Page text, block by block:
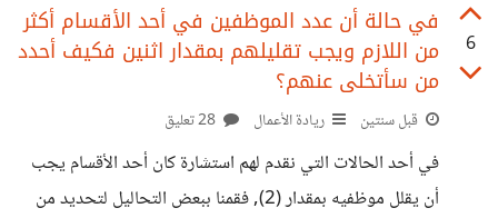
مستقبلاً في هذا المجال, ما رأيك وأفضل طريقة آمنة للانتقال
من مجال لآخر ؟!
6
في حالة أن عدد الموظفين في أحد الأقسام أكثر
من اللازم ويجب تقليلهم بمقدار اثنين فكيف أحدد
من سأتخلى عنهم؟
قبل سنتين ريادة الأعمال
في أحد الحالات التي نقدم لهم استشارة كان أحد الأقسام يجب
أن يقلل موظفيه بمقدار (2), فقمنا ببعض التحاليل لتحديد من